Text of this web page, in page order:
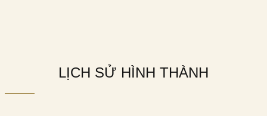
LỊCH SỬ HÌNH THÀNH